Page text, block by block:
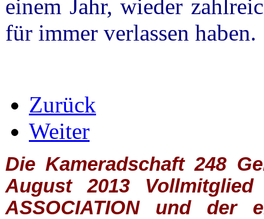
einem Jahr, wieder
für immer verlassen haben.
Zurück
Weiter
Die Kameradschaft 248
August 2013
ASSOCIATIONund der